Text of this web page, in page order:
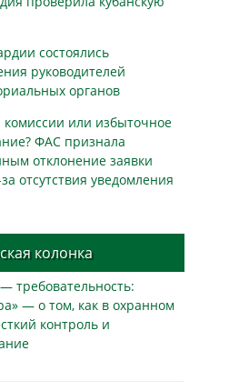
состоялись
руководителей
органов
или избыточное
ФАС признала
отклонение заявки
отсутствия уведомления
колонка
требовательность:
— о том, как в охранном
контроль и